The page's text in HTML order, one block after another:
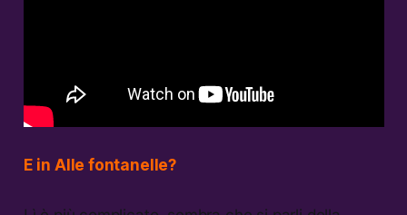
E in Alle fontanelle?